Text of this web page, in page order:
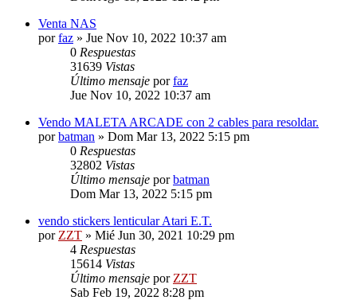
Venta NAS
porfaz » Jue Nov 10, 2022 10:37 am
0 Respuestas
31639 Vistas
Último mensaje porfaz
Jue Nov 10, 2022 10:37 am
Vendo MALETA ARCADE con 2 cables para resoldar.
porbatman » Dom Mar 13, 2022 5:15 pm
0 Respuestas
32802 Vistas
Último mensaje porbatman
Dom Mar 13, 2022 5:15 pm
vendo stickers lenticular Atari E.T.
por ZZT » Mié Jun 30, 2021 10:29 pm
4 Respuestas
15614 Vistas
Último mensaje por ZZT
Sab Feb 19, 2022 8:28 pm